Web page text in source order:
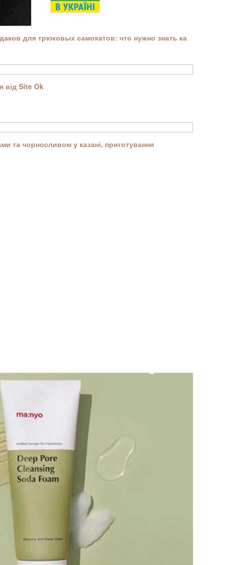
для трюковых самокатов: что нужно знать ка
від Site Ok
та чорносливом у казані, приготування